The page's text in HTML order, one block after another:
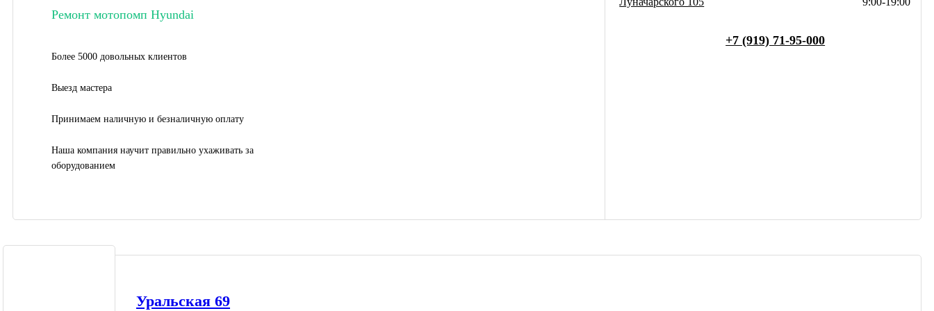
Ремонт мотопомп Hyundai
Более 5000 довольных клиентов
Выезд мастера
Принимаем наличную и безналичную оплату
Наша компания научит правильно ухаживать за
оборудованием
+7 (919) 71-95-000
Уральская 69